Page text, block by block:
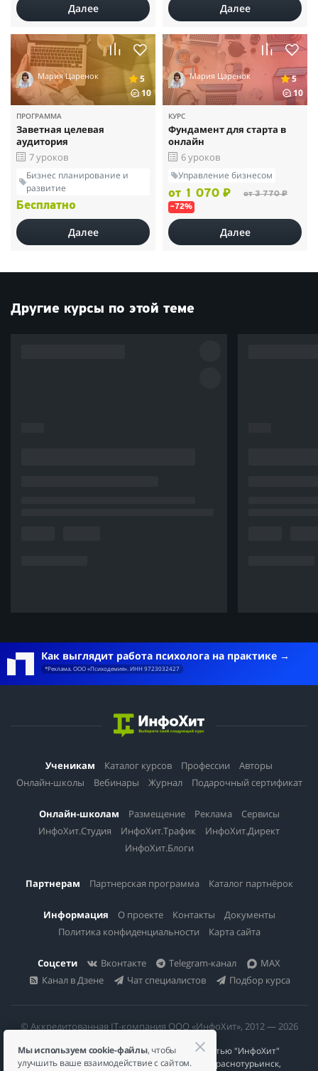
Далее Далее
Мария Царенок
5
10
ПРОГРАММА
Заветная целевая
аудитория
7 уроков
Бизнес планирование и
развитие
Бесплатно
Далее
Мария Царенок
5
10
КУРС
Фундамент для старта в
онлайн
6 уроков
Управление бизнесом
от 1 070 ₽ от 3 770 ₽
–72%
Далее
Другие курсы по этой теме
Как выглядит работа психолога на практике
*Реклама. ООО «Психодемия». ИНН 9723032427
Ученикам Каталог курсов Профессии
Авторы
Онлайн-школы
Вебинары Журнал Подарочный сертификат
Онлайн-школам Размещение Реклама
Сервисы
ИнфоХит.Студия
ИнфоХит.Трафик
ИнфоХит.Директ
ИнфоХит.Блоги
Партнерам Партнерская программа Каталог партнёрок
Информация О проекте Контакты
Документы
Политика конфиденциальности
Карта сайта
Соцсети Вконтакте Telegram-канал
MAX
Канал в Дзене
Чат специалистов Подбор курса
© Аккредитованная IT-компания ООО «ИнфоХит», 2012 — 2026
Общество с ограниченной ответственностью "ИнфоХит"
624446, Россия, Свердловская область, г. Краснотурьинск,
Мы используем cookie-файлы, чтобы
улучшить ваше взаимодействие с сайтом.